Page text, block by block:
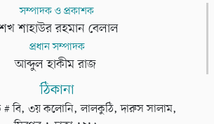
সম্পাদক ও প্রকাশক
শাহাউর রহমান বেলাল
প্রধান সম্পাদক
আব্দুল হাকীম রাজ
ঠিকানা
# বি, ৩য় কলোনি, লালকুঠি, দারুস সালাম,